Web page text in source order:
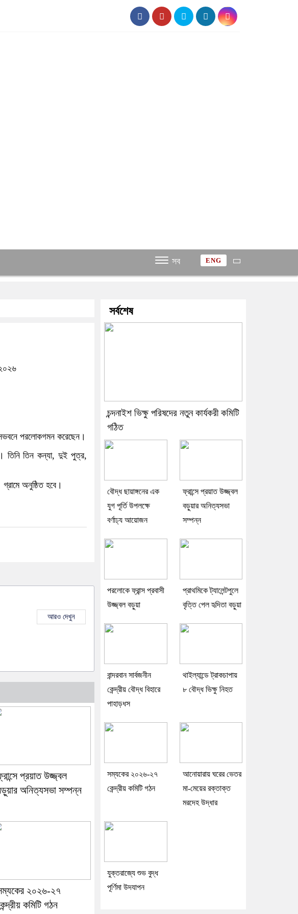
সব ENG
পরলোকগমন করেছেন।
তিনি তিন কন্যা, দুই পুত্র,
অনুষ্ঠিত হবে।
আরও দেখুন
প্রয়াত উজ্জ্বল
অনিত্যসভা সম্পন্ন
২০২৬-২৭
কমিটি গঠন
সর্বশেষ
চন্দনাইশ ভিক্ষু পরিষদের নতুন কার্যকরী কমিটি
গঠিত
বৌদ্ধ ছায়াঙ্গনের এক
যুগ পূর্তি উপলক্ষে
বর্ণাঢ্য আয়োজন
ফ্রান্সে প্রয়াত উজ্জ্বল
বড়ুয়ার অনিত্যসভা
সম্পন্ন
পরলোকে ফ্রান্স প্রবাসী
উজ্জ্বল বড়ুয়া
প্রাথমিকে ট্যালেন্টপুলে
বৃত্তি পেল হৃদিতা বড়ুয়া
বান্দরবান সার্বজনীন
কেন্দ্রীয় বৌদ্ধ বিহারে
পাহাড়ধস
থাইল্যান্ডে ট্রাকচাপায়
৮ বৌদ্ধ ভিক্ষু নিহত
সম্যকের ২০২৬-২৭
কেন্দ্রীয় কমিটি গঠন
আনোয়ারায় ঘরের ভেতর
মা-মেয়ের রক্তাক্ত
মরদেহ উদ্ধার
যুক্তরাজ্যে শুভ বুদ্ধ
পূর্ণিমা উদযাপন